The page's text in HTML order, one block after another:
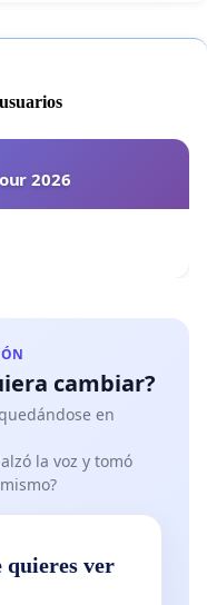
2026
cambiar?
en
la voz y tomó
quieres ver